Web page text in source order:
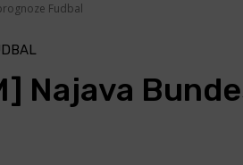
Fudbal
Najava